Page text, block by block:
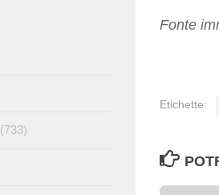
Fonte
Etichette:
(733)